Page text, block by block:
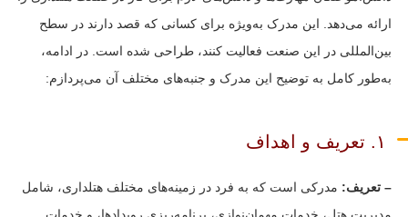
ارائه می‌دهد. این مدرک به‌ویژه برای کسانی که قصد دارند در سطح
بین‌المللی در این صنعت فعالیت کنند، طراحی شده است. در ادامه،
به‌طور کامل به توضیح این مدرک و جنبه‌های مختلف آن می‌پردازم:
– تعریف: مدرکی است که به فرد در زمینه‌های مختلف هتلداری، شامل
مدیریت هتل، خدمات مهمان‌نوازی، برنامه‌ریزی رویدادها، و خدمات